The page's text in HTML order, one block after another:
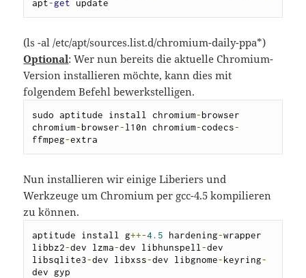
apt-get update
(ls -al /etc/apt/sources.list.d/chromium-daily-ppa*)
Optional: Wer nun bereits die aktuelle Chromium-
Version installieren möchte, kann dies mit
folgendem Befehl bewerkstelligen.
sudo aptitude install chromium-browser
chromium-browser-l10n chromium-codecs-
ffmpeg-extra
Nun installieren wir einige Liberiers und
Werkzeuge um Chromium per gcc-4.5 kompilieren
zu können.
aptitude install g++-4.5 hardening-wrapper
libbz2-dev lzma-dev libhunspell -dev
libsqlite3-dev libxss-dev libgnome-keyring-
dev gyp